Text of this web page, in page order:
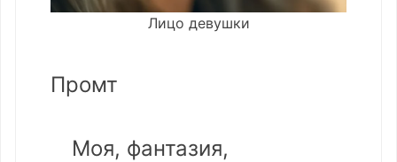
Лицо девушки
Промт
Моя, фантазия,